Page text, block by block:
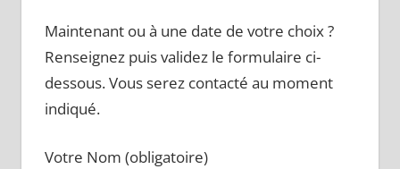
Maintenant ou à une date de votre choix ?
Renseignez puis validez le formulaire ci-
dessous. Vous serez contacté au moment
indiqué.
Votre Nom (obligatoire)